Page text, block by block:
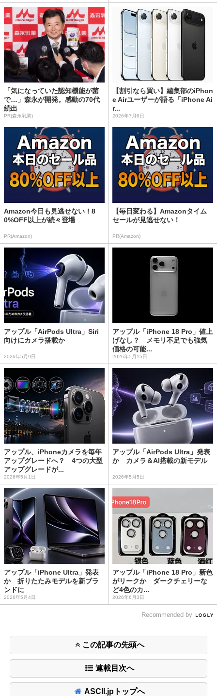
「気になっていた認知機能が菌
で…」森永が開発。感動の70代
続出
PR(森永乳業)
【割引なら買い】編集部のiPhon
e Airユーザーが語る「iPhone Ai
r...
2026年7月6日
Amazon今日も見逃せない！8
0%OFF以上が続々登場
PR(Amazon)
【毎日変わる】Amazonタイム
セールが見逃せない！
PR(Amazon)
アップル「AirPods Ultra」Siri
向けにカメラ搭載か
2026年5月9日
アップル「iPhone 18 Pro」値上
げなし？ メモリ不足でも強気
価格の可能...
2026年5月15日
アップル、iPhoneカメラを毎年
アップグレードへ？ 4つの大型
アップグレードが...
2026年5月1日
アップル「AirPods Ultra」発表
か カメラ＆AI搭載の新モデル
2026年5月5日
アップル「iPhone Ultra」発表
か 折りたたみモデルを新ブラ
ンドに
2026年5月4日
アップル「iPhone 18 Pro」新色
がリークか ダークチェリーな
ど4色のカ...
2026年6月3日
Recommended by
この記事の先頭へ
連載目次へ
ASCII.jpトップへ